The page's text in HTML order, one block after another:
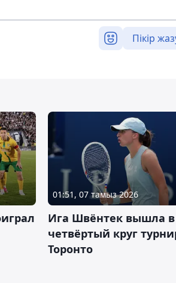
Пікір
01:51, 07 тамыз 2026
Ига Швёнтек вышла в
четвёртый круг
Торонто